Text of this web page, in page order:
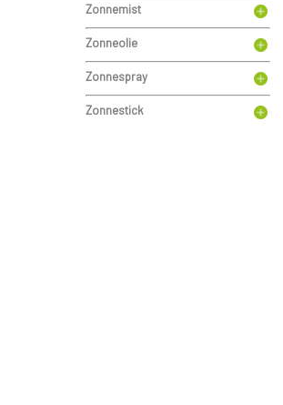
Zonnemist
Zonneolie
Zonnespray
Zonnestick